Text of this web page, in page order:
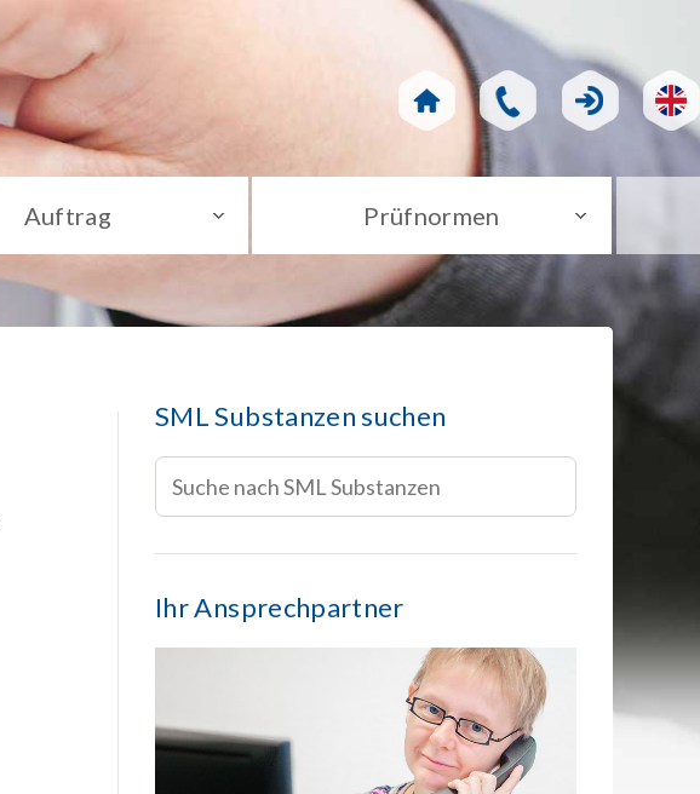
Auftrag Prüfnormen
SML Substanzen suchen
Ihr Ansprechpartner